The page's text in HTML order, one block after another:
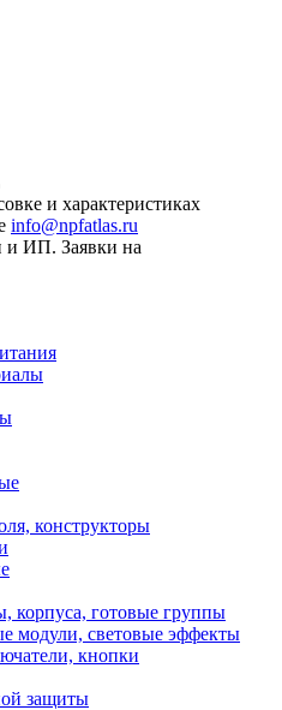
и характеристиках
info@npfatlas.ru
и ИП. Заявки на
конструкторы
корпуса, готовые группы
модули, световые эффекты
кнопки
защиты